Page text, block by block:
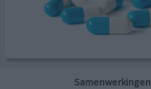
Samenwerkingen